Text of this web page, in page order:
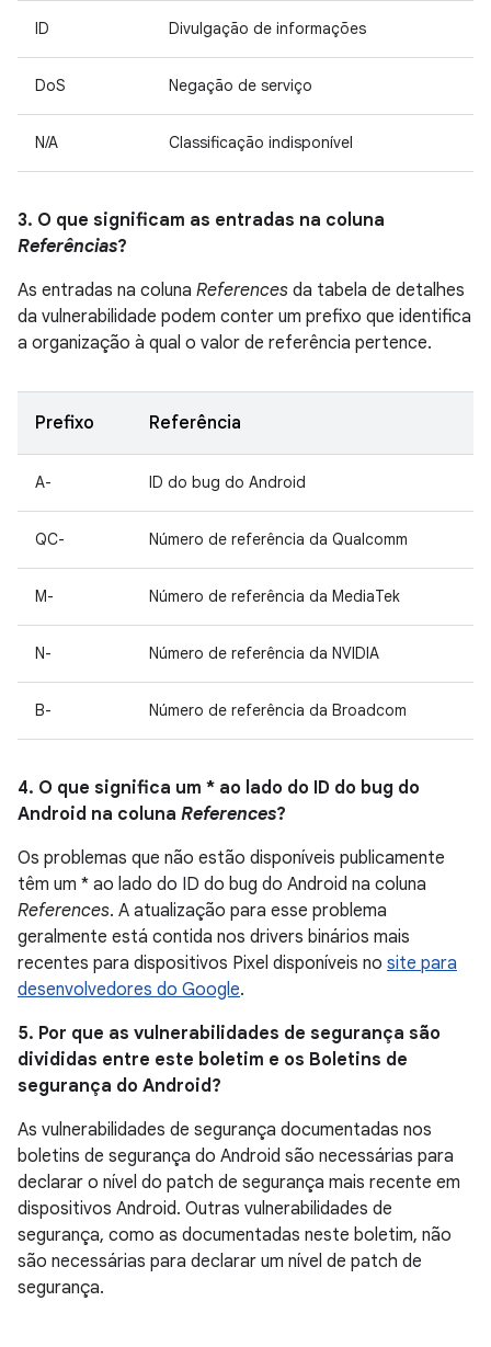
ID Divulgação de informações
DoS Negação de serviço
N/A Classificação indisponível
3. O que significam as entradas na coluna
Referências?
As entradas na coluna References da tabela de detalhes
da vulnerabilidade podem conter um prefixo que identifica
a organização à qual o valor de referência pertence.
Prefixo Referência
A- ID do bug do Android
QC- Número de referência da Qualcomm
M- Número de referência da MediaTek
N- Número de referência da NVIDIA
B- Número de referência da Broadcom
4. O que significa um * ao lado do ID do bug do
Android na coluna References?
Os problemas que não estão disponíveis publicamente
têm um * ao lado do ID do bug do Android na coluna
References. A atualização para esse problema
geralmente está contida nos drivers binários mais
recentes para dispositivos Pixel disponíveis no site para
desenvolvedores do Google.
5. Por que as vulnerabilidades de segurança são
divididas entre este boletim e os Boletins de
segurança do Android?
As vulnerabilidades de segurança documentadas nos
boletins de segurança do Android são necessárias para
declarar o nível do patch de segurança mais recente em
dispositivos Android. Outras vulnerabilidades de
segurança, como as documentadas neste boletim, não
são necessárias para declarar um nível de patch de
segurança.